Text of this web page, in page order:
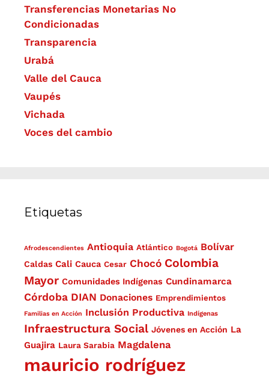
Transferencias Monetarias No
Condicionadas
Transparencia
Urabá
Valle del Cauca
Vaupés
Vichada
Voces del cambio
Etiquetas
Afrodescendientes Antioquia Atlántico Bogotá Bolívar
Caldas Cali Cauca Cesar Chocó Colombia
Mayor Comunidades Indígenas Cundinamarca
Córdoba DIAN Donaciones Emprendimientos
Familias en Acción Inclusión Productiva Indígenas
Infraestructura Social Jóvenes en Acción La
Guajira Laura Sarabia Magdalena
mauricio rodríguez